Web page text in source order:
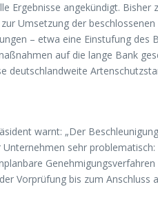
Ergebnisse angekündigt.
Umsetzung der
– etwa eine Einstufung des
auf die lange Bank
deutschlandweite
warnt: „Der
Unternehmen sehr
Vorprüfung bis zum Anschluss